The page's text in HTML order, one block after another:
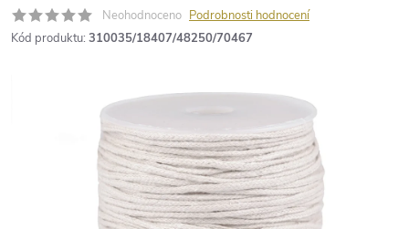
Neohodnoceno Podrobnosti hodnocení
Kód produktu: 310035/18407/48250/70467